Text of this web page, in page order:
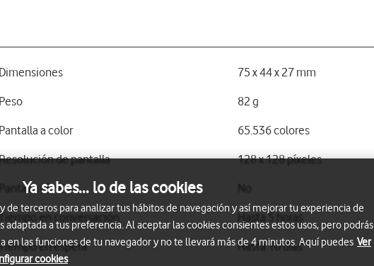
Dimensiones 75 x 44 x 27 mm
Peso 82 g
Pantalla a color 65.536 colores
de pantalla 128 x 128 píxeles
Pantalla táctil
en conversación Hasta 5 horas
en espera Hasta 10 días
Ya sabes... lo de las cookies
de terceros para analizar tus hábitos de navegación y así mejorar tu experiencia de
a tus preferencia. Al aceptar las cookies consientes estos usos, pero podrás
las funciones de tu navegador y no te llevará más de 4 minutos. Aquí puedes Ver
cookies